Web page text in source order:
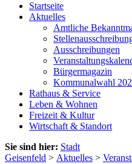
Startseite
Aktuelles
Amtliche
Ausschreibungen
Bürgermagazin
Kommunalwahl
Rathaus & Service
Leben & Wohnen
Freizeit & Kultur
Wirtschaft & Standort
Sie sind hier: Stadt
Geisenfeld > Aktuelles >